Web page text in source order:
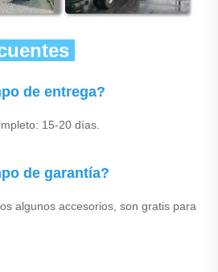
de entrega?
15-20 días.
de garantía?
algunos accesorios, son gratis para